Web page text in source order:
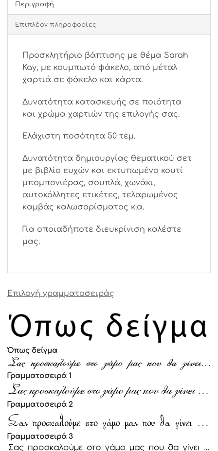
Περιγραφή
Επιπλέον πληροφορίες
Προσκλητήριo βάπτισης με θέμα Sarah
Kay, με κουμπωτό φάκελο, από μέταλ
χαρτιά σε φάκελο και κάρτα.
Δυνατότητα κατασκευής σε ποιότητα
και χρώμα χαρτιών της επιλογής σας.
Ελάχιστη ποσότητα 50 τεμ.
Δυνατότητα δημιουργίας θεματικού σετ
με βιβλίο ευχών και εκτυπωμένο κουτί
μπομπονιέρας, σουπλά, χωνάκι,
αυτοκόλλητες ετικέτες, τελαρωμένος
καμβάς καλωσορίσματος κ.α.
Για οποιαδήποτε διευκρίνιση καλέστε
μας.
Επιλογή γραμματοσειράς
Όπως δείγμα
Γραμματοσειρά 1
Γραμματοσειρά 2
Γραμματοσειρά 3